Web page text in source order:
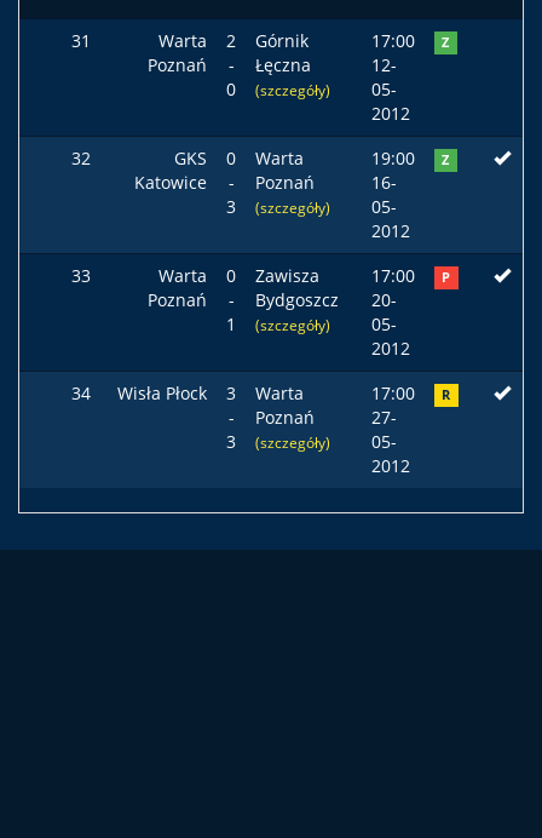
31
Warta
Poznań
2
-
0
Górnik
Łęczna
(szczegóły)
17:00
12-
05-
2012
Z
32
GKS
Katowice
0
-
3
Warta
Poznań
(szczegóły)
19:00
16-
05-
2012
Z
33
Warta
Poznań
0
-
1
Zawisza
Bydgoszcz
(szczegóły)
17:00
20-
05-
2012
P
34 Wisła Płock
3
-
3
Warta
Poznań
(szczegóły)
17:00
27-
05-
2012
R